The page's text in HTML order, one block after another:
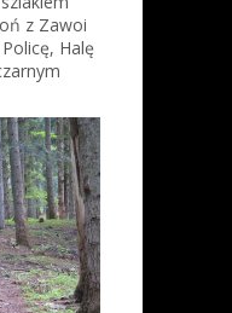
z Zawoi
Halę